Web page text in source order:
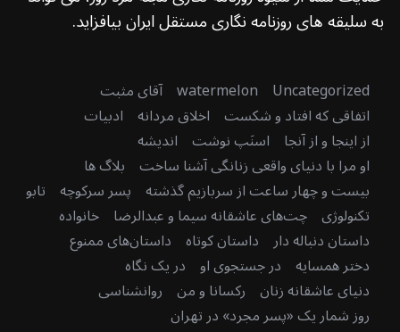
به سلیقه های روزنامه نگاری مستقل ایران بیافزاید.
Uncategorized
watermelon آقای مثبت
اتفاقی که افتاد و شکست اخلاق مردانه ادبیات
از اینجا و از آنجا اسنَپ نوشت اندیشه
او مرا با دنیای واقعی زنانگی آشنا ساخت بلاگ ها
بیست و چهار ساعت از سربازیم گذشته پسر سرکوچه تابو
تکنولوژی چت‌های عاشقانه سیما و عبدالرضا خانواده
داستان دنباله دار داستان کوتاه داستان‌های ممنوع
دختر همسایه در جستجوی او در یک نگاه
دنیای عاشقانه زنان رکسانا و من روانشناسی
روز شمار یک «پسر مجرد» در تهران